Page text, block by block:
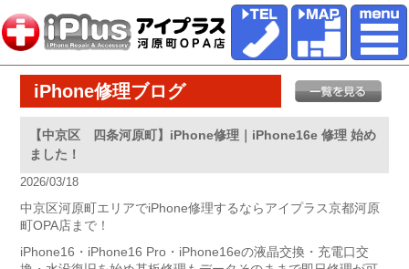
iPhone修理ブログ
【中京区 四条河原町】iPhone修理｜iPhone16e 修理 始め
ました！
2026/03/18
中京区河原町エリアでiPhone修理するならアイプラス京都河原
町OPA店まで！
iPhone16・iPhone16 Pro・iPhone16eの液晶交換・充電口交